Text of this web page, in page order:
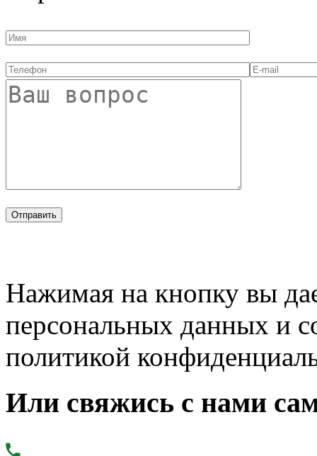
Нажимая на кнопку вы
персональных данных и
политикой
Или свяжись с нами